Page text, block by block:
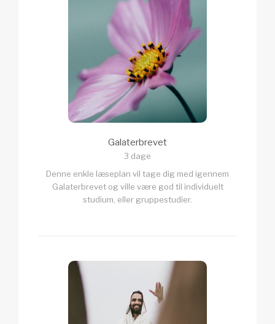
Galaterbrevet
3 dage
Denne enkle læseplan vil tage dig med igennem
Galaterbrevet og ville være god til individuelt
studium, eller gruppestudier.